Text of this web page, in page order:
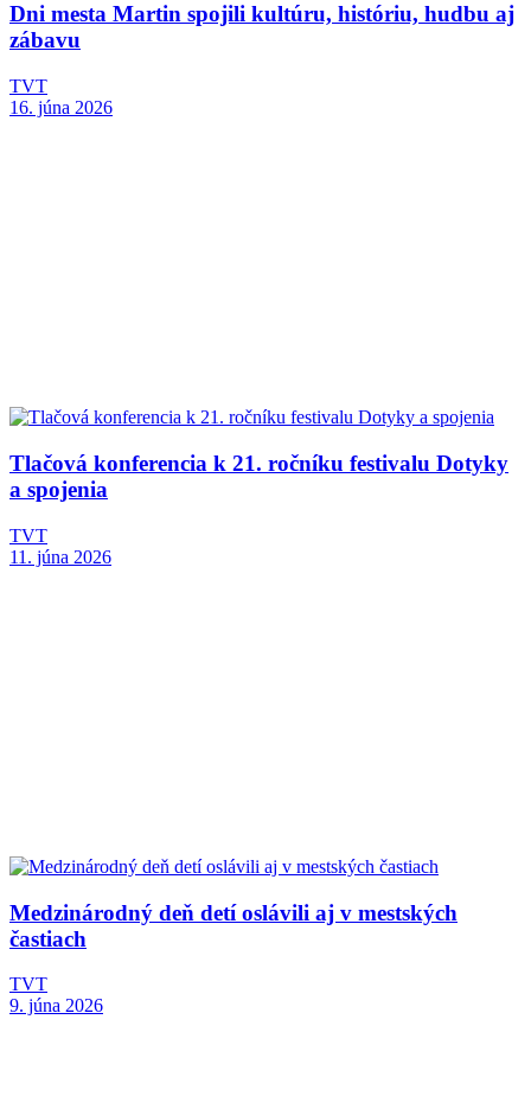
Dni mesta Martin spojili kultúru, históriu, hudbu aj
zábavu
TVT
16. júna 2026
Tlačová konferencia k 21. ročníku festivalu Dotyky
a spojenia
TVT
11. júna 2026
Medzinárodný deň detí oslávili aj v mestských
častiach
TVT
9. júna 2026